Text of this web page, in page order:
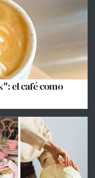
el café como